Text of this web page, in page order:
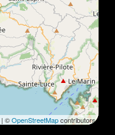
| ©OpenStreetMapcontributors